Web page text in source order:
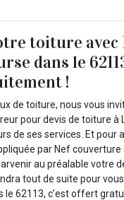
toiture avec
dans le
!
de toiture, nous vous
pour devis de toiture à
de ses services. Et pour
par Nef couverture
au préalable votre
tout de suite pour
le 62113, c’est offert